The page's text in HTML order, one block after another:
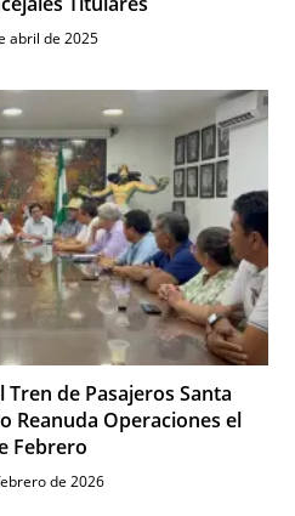
abril de 2025
de Pasajeros Santa
Reanuda Operaciones el
Febrero
de 2026